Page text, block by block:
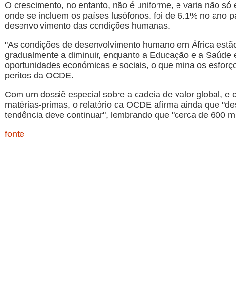
O crescimento, no entanto, não é uniforme, e varia não
onde se incluem os países lusófonos, foi de 6,1% no ano
desenvolvimento das condições humanas.
"As condições de desenvolvimento humano em África
gradualmente a diminuir, enquanto a Educação e a
oportunidades económicas e sociais, o que mina os
peritos da OCDE.
Com um dossiê especial sobre a cadeia de valor global,
matérias-primas, o relatório da OCDE afirma ainda que
tendência deve continuar", lembrando que "cerca de 600
fonte